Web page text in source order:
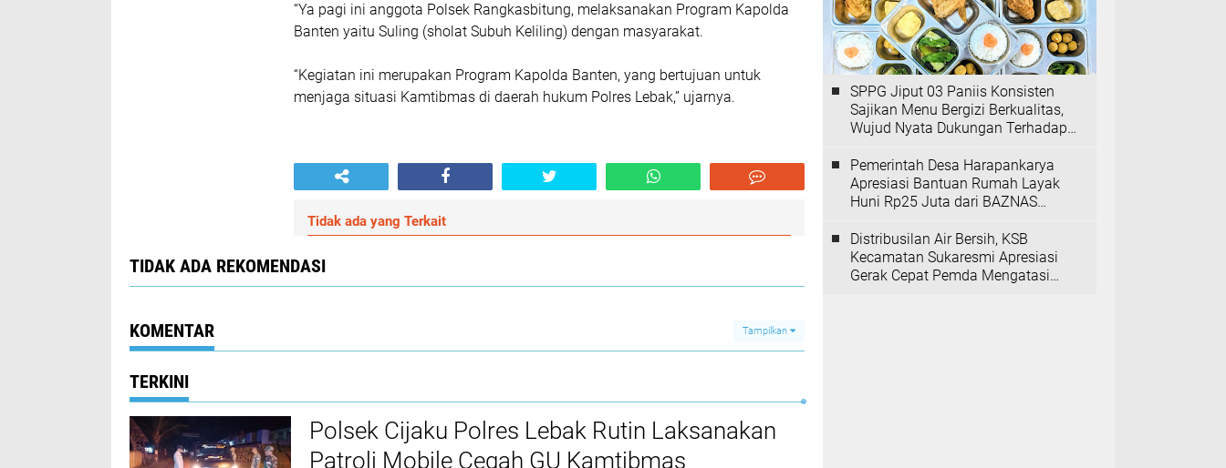
“Ya pagi ini anggota Polsek Rangkasbitung, melaksanakan Program Kapolda
Banten yaitu Suling (sholat Subuh Keliling) dengan masyarakat.
“Kegiatan ini merupakan Program Kapolda Banten, yang bertujuan untuk
menjaga situasi Kamtibmas di daerah hukum Polres Lebak,” ujarnya.
Tidak ada yang Terkait
TIDAK ADA REKOMENDASI
KOMENTAR Tampilkan
TERKINI
Polsek Cijaku Polres Lebak Rutin Laksanakan
Patroli Mobile Cegah GU Kamtibmas
SPPG Jiput 03 Paniis Konsisten
Sajikan Menu Bergizi Berkualitas,
Wujud Nyata Dukungan Terhadap
Pemerintah Desa Harapankarya
Apresiasi Bantuan Rumah Layak
Huni Rp25 Juta dari BAZNAS
Distribusilan Air Bersih, KSB
Kecamatan Sukaresmi Apresiasi
Gerak Cepat Pemda Mengatasi